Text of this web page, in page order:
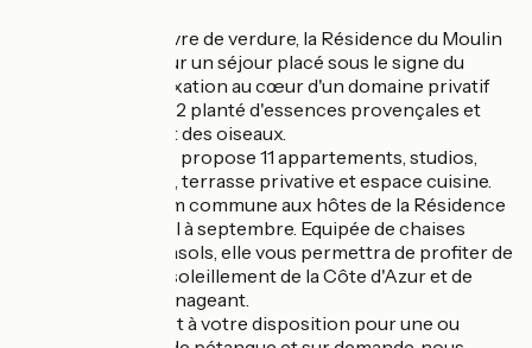
Située dans un havre de verdure, la Résidence du Moulin
vous accueille pour un séjour placé sous le signe du
calme et de la relaxation au cœur d'un domaine privatif
de plus de 5000m2 planté d'essences provençales et
bercé par le chant des oiseaux.
La résidence vous propose 11 appartements, studios,
duplex et 2 pièces, terrasse privative et espace cuisine.
La piscine 12mx6m commune aux hôtes de la Résidence
est chauffée d'avril à septembre. Equipée de chaises
longues et de parasols, elle vous permettra de profiter de
l'exceptionnel ensoleillement de la Côte d'Azur et de
vous détendre en nageant.
Le boulodrome est à votre disposition pour une ou